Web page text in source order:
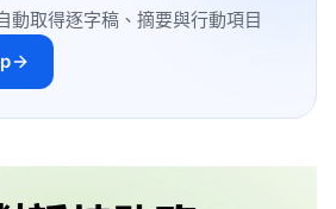
動取得逐字稿、摘要與行動項目